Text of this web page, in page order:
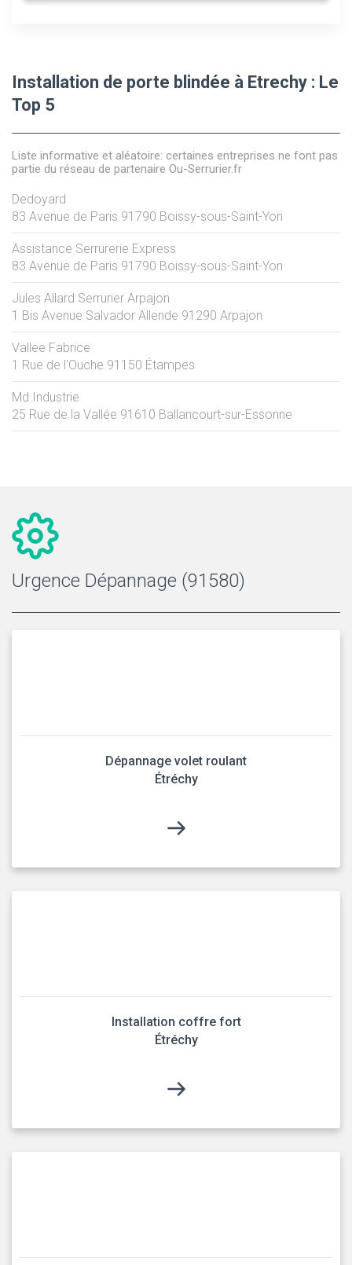
Installation de porte blindée à Etrechy : Le
Top 5
Liste informative et aléatoire: certaines entreprises ne font pas
partie du réseau de partenaire Ou-Serrurier.fr
Dedoyard
83 Avenue de Paris 91790 Boissy-sous-Saint-Yon
Assistance Serrurerie Express
83 Avenue de Paris 91790 Boissy-sous-Saint-Yon
Jules Allard Serrurier Arpajon
1 Bis Avenue Salvador Allende 91290 Arpajon
Vallee Fabrice
1 Rue de l'Ouche 91150 Étampes
Md Industrie
25 Rue de la Vallée 91610 Ballancourt-sur-Essonne
Urgence Dépannage (91580)
Dépannage volet roulant
Étréchy
Installation coffre fort
Étréchy